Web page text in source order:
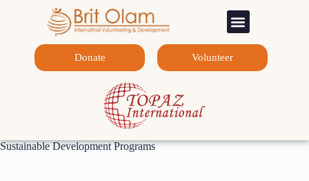
Donate Volunteer
Sustainable Development Programs